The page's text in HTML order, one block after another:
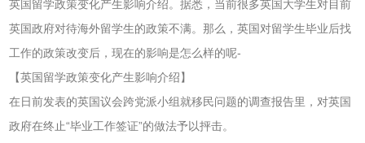
英国留学政策变化产生影响介绍。据悉，当前很多英国大学生对目前
英国政府对待海外留学生的政策不满。那么，英国对留学生毕业后找
工作的政策改变后，现在的影响是怎么样的呢-
【英国留学政策变化产生影响介绍】
在日前发表的英国议会跨党派小组就移民问题的调查报告里，对英国
政府在终止“毕业工作签证”的做法予以抨击。